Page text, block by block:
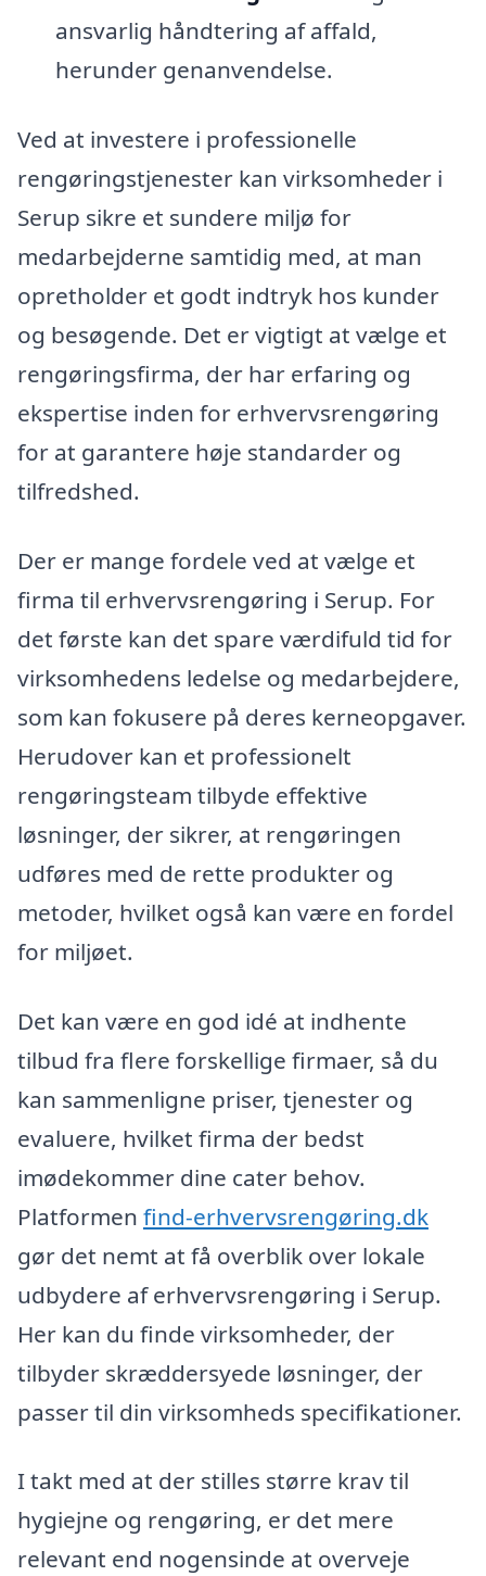
ansvarlig håndtering af affald,
herunder genanvendelse.
Ved at investere i professionelle
rengøringstjenester kan virksomheder i
Serup sikre et sundere miljø for
medarbejderne samtidig med, at man
opretholder et godt indtryk hos kunder
og besøgende. Det er vigtigt at vælge et
rengøringsfirma, der har erfaring og
ekspertise inden for erhvervsrengøring
for at garantere høje standarder og
tilfredshed.
Der er mange fordele ved at vælge et
firma til erhvervsrengøring i Serup. For
det første kan det spare værdifuld tid for
virksomhedens ledelse og medarbejdere,
som kan fokusere på deres kerneopgaver.
Herudover kan et professionelt
rengøringsteam tilbyde effektive
løsninger, der sikrer, at rengøringen
udføres med de rette produkter og
metoder, hvilket også kan være en fordel
for miljøet.
Det kan være en god idé at indhente
tilbud fra flere forskellige firmaer, så du
kan sammenligne priser, tjenester og
evaluere, hvilket firma der bedst
imødekommer dine cater behov.
Platformen find-erhvervsrengøring.dk
gør det nemt at få overblik over lokale
udbydere af erhvervsrengøring i Serup.
Her kan du finde virksomheder, der
tilbyder skræddersyede løsninger, der
passer til din virksomheds specifikationer.
I takt med at der stilles større krav til
hygiejne og rengøring, er det mere
relevant end nogensinde at overveje